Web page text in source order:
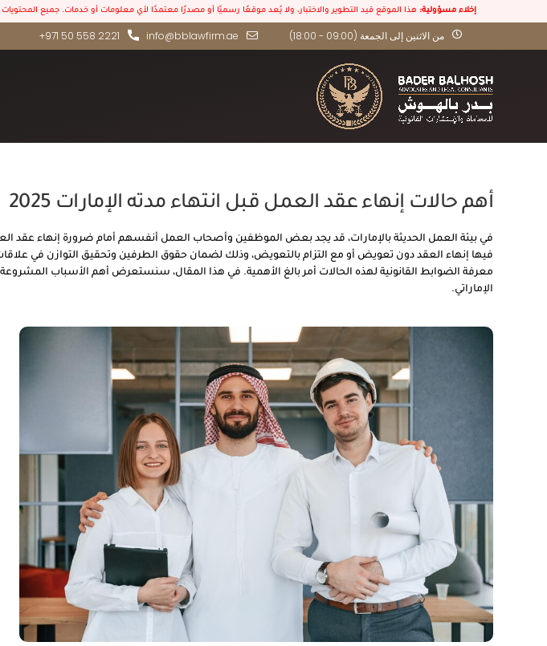
إخلاء مسؤولية: هذا الموقع قيد التطوير والاختبار، ولا يُعد موقعًا رسميًا أو مصدرًا معتمدًا لأي معلومات أو خدمات. جميع
من الاثنين إلى الجمعة (09:00 - 18:00) info@bblawfirm.ae
+971 50 558 2221
أهم حالات إنهاء عقد العمل قبل انتهاء مدته الإمارات 2025
في بيئة العمل الحديثة بالإمارات، قد يجد بعض الموظفين وأصحاب العمل أنفسهم أمام ضرورة إنهاء عقد
فيها إنهاء العقد دون تعويض أو مع التزام بالتعويض، وذلك لضمان حقوق الطرفين وتحقيق التوازن في
معرفة الضوابط القانونية لهذه الحالات أمر بالغ الأهمية. في هذا المقال، سنستعرض أهم الأسباب المشروعة
الإماراتي.